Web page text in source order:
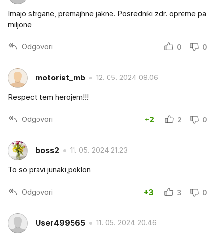
Imajo strgane, premajhne jakne. Posredniki zdr. opreme pa
miljone
Odgovori 0 0
motorist_mb 12. 05. 2024 08.06
Respect tem herojem!!!
Odgovori +2 2 0
boss2 11. 05. 2024 21.23
To so pravi junaki,poklon
Odgovori +3 3 0
User499565 11. 05. 2024 20.46